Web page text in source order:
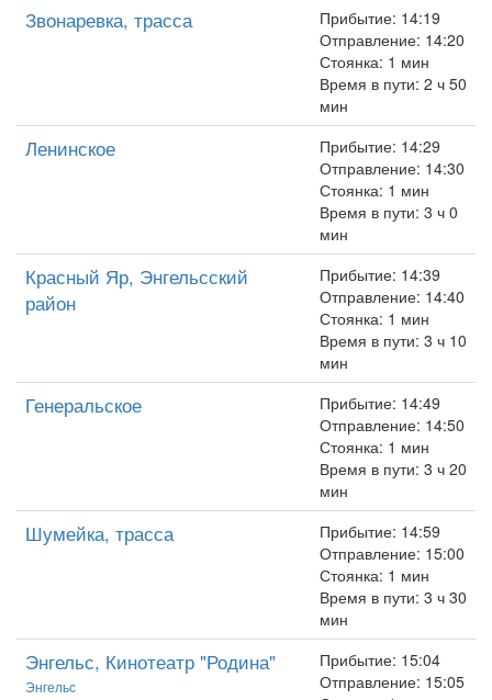
Звонаревка, трасса
Прибытие: 14:19
Отправление: 14:20
Стоянка: 1 мин
Время в пути: 2 ч 50
мин
Ленинское
Прибытие: 14:29
Отправление: 14:30
Стоянка: 1 мин
Время в пути: 3 ч 0
мин
Красный Яр, Энгельсский
район
Прибытие: 14:39
Отправление: 14:40
Стоянка: 1 мин
Время в пути: 3 ч 10
мин
Генеральское
Прибытие: 14:49
Отправление: 14:50
Стоянка: 1 мин
Время в пути: 3 ч 20
мин
Шумейка, трасса
Прибытие: 14:59
Отправление: 15:00
Стоянка: 1 мин
Время в пути: 3 ч 30
мин
Энгельс, Кинотеатр "Родина"
Энгельс
Прибытие: 15:04
Отправление: 15:05